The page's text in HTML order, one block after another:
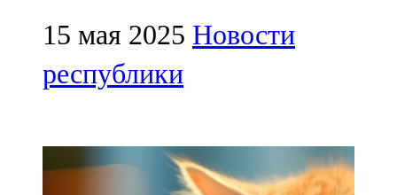
Лениногорский
102,1 FM
Мамадыш
106,2 FM
Минзәлә
15 мая 2025 Новости
республики